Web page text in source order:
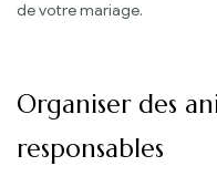
de votre mariage.
Organiser des
responsables